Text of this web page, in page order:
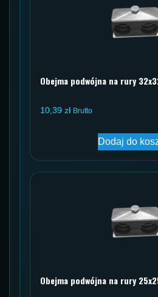
Obejma podwójna na rury
10,39 zł Brutto
Dodaj do
Obejma podwójna na rury